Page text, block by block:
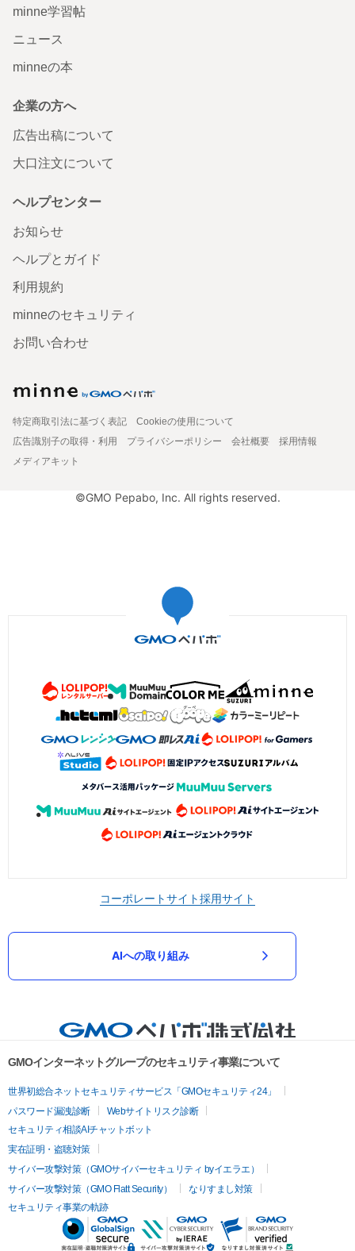
minne学習帖
ニュース
minneの本
企業の方へ
広告出稿について
大口注文について
ヘルプセンター
お知らせ
ヘルプとガイド
利用規約
minneのセキュリティ
お問い合わせ
特定商取引法に基づく表記
Cookieの使用について
広告識別子の取得・利用
プライバシーポリシー 会社概要
採用情報
メディアキット
©GMO Pepabo, Inc. All rights reserved.
コーポレートサイト採用サイト
AIへの取り組み
GMOインターネットグループのセキュリティ事業について
世界初総合ネットセキュリティサービス「GMOセキュリティ24」
パスワード漏洩診断
Webサイトリスク診断
セキュリティ相談AIチャットボット
実在証明・盗聴対策
サイバー攻撃対策（GMOサイバーセキュリティ byイエラエ）
サイバー攻撃対策（GMO Flatt Security）
なりすまし対策
セキュリティ事業の軌跡